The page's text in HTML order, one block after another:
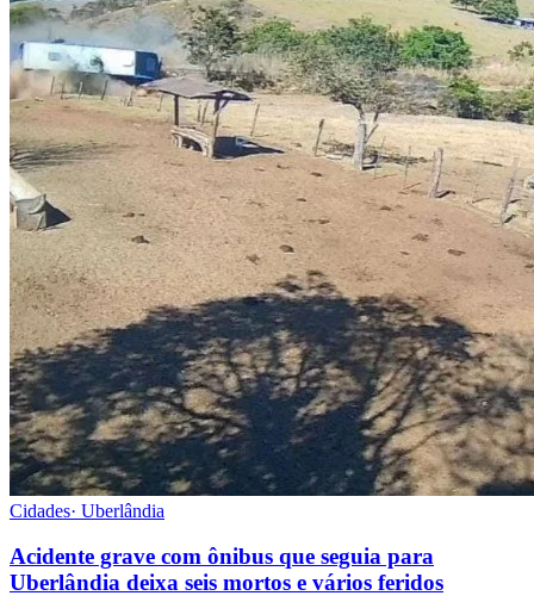
Cidades· Uberlândia
Acidente grave com ônibus que seguia para
Uberlândia deixa seis mortos e vários feridos